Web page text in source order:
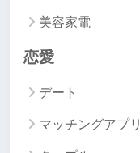
美容家電
恋愛
デート
マッチングアプリ